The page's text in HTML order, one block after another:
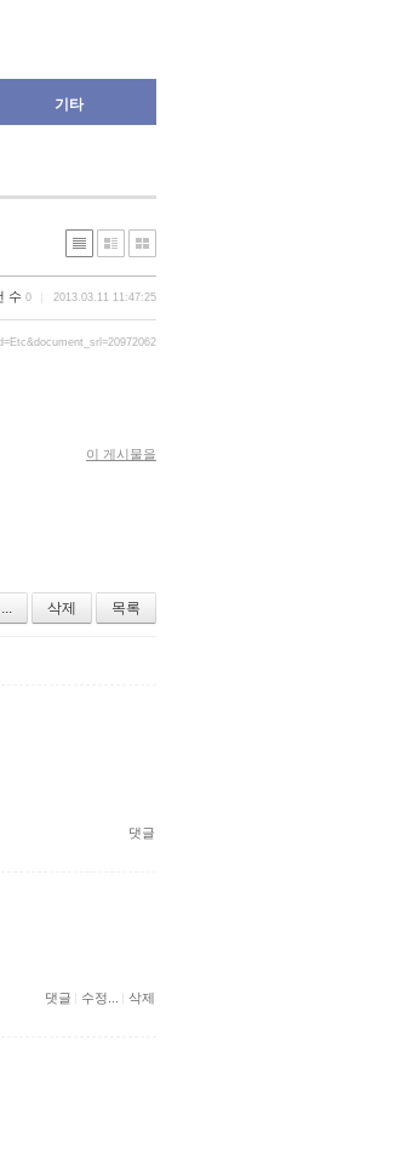
기타
수 0 2013.03.11 11:47:25
이 게시물을
삭제 목록
댓글
댓글 수정... 삭제